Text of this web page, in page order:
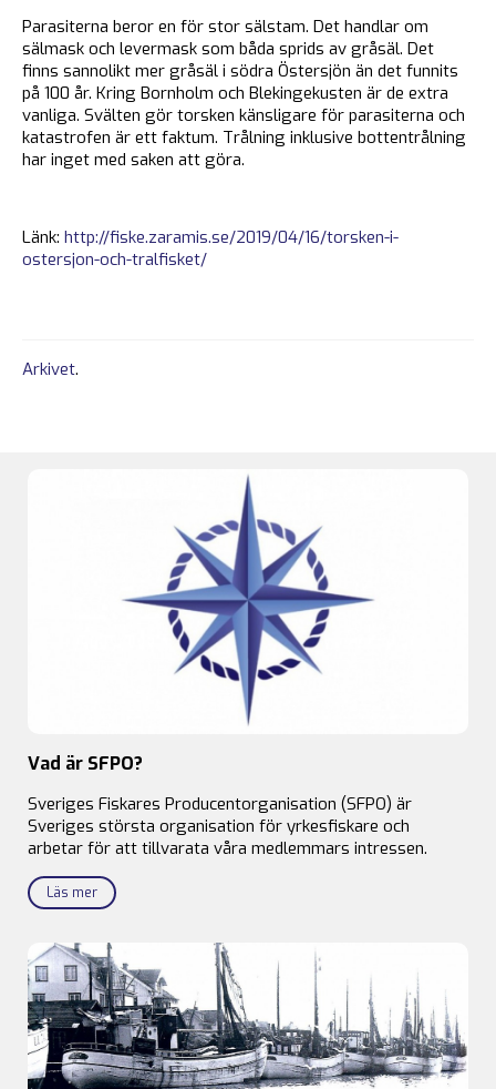
Parasiterna beror en för stor sälstam. Det handlar om
sälmask och levermask som båda sprids av gråsäl. Det
finns sannolikt mer gråsäl i södra Östersjön än det funnits
på 100 år. Kring Bornholm och Blekingekusten är de extra
vanliga. Svälten gör torsken känsligare för parasiterna och
katastrofen är ett faktum. Trålning inklusive bottentrålning
har inget med saken att göra.
Länk: http://fiske.zaramis.se/2019/04/16/torsken-i-
ostersjon-och-tralfisket/
Arkivet.
Vad är SFPO?
Sveriges Fiskares Producentorganisation (SFPO) är
Sveriges största organisation för yrkesfiskare och
arbetar för att tillvarata våra medlemmars intressen.
Läs mer